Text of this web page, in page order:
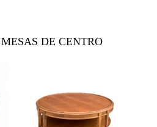
DE CENTRO